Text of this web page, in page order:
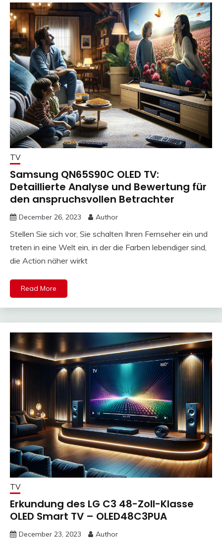
TV
Samsung QN65S90C OLED TV:
Detaillierte Analyse und Bewertung für
den anspruchsvollen Betrachter
December 26, 2023 Author
Stellen Sie sich vor, Sie schalten Ihren Fernseher ein und
treten in eine Welt ein, in der die Farben lebendiger sind,
die Action näher wirkt
Read More
TV
Erkundung des LG C3 48-Zoll-Klasse
OLED Smart TV – OLED48C3PUA
December 23, 2023 Author